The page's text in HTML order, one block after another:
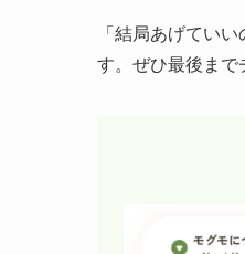
「結局あげてい
す。ぜひ最後まで